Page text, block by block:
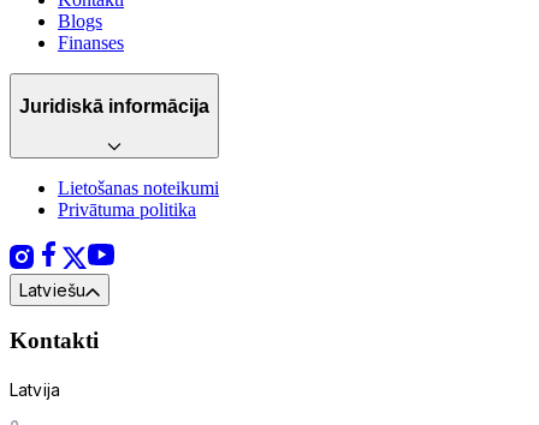
Blogs
Finanses
Juridiskā informācija
Lietošanas noteikumi
Privātuma politika
Latviešu
Kontakti
Latvija